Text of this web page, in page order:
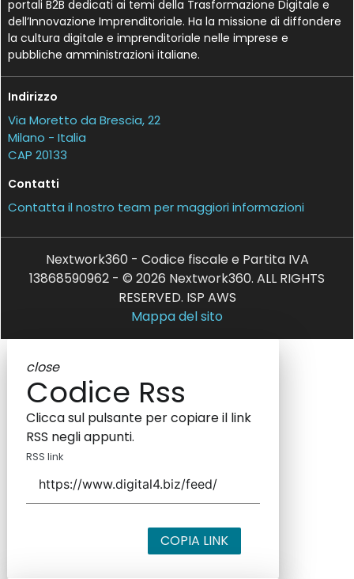
portali B2B dedicati ai temi della Trasformazione Digitale e
dell’Innovazione Imprenditoriale. Ha la missione di diffondere
la cultura digitale e imprenditoriale nelle imprese e
pubbliche amministrazioni italiane.
Indirizzo
Via Moretto da Brescia, 22
Milano - Italia
CAP 20133
Contatti
Contatta il nostro team per maggiori informazioni
Nextwork360 - Codice fiscale e Partita IVA
13868590962 - © 2026 Nextwork360. ALL RIGHTS
RESERVED. ISP AWS
Mappa del sito
close
Codice Rss
Clicca sul pulsante per copiare il link
RSS negli appunti.
RSS link
COPIA LINK